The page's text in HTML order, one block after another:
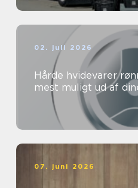
02. juli 2026
Hårde hvidevarer rønne sådan
mest muligt ud af
07. juni 2026